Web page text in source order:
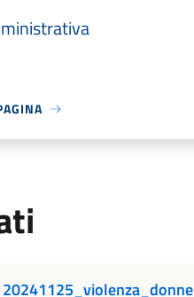
20241125_violenza_donne